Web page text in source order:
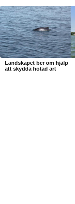
Landskapet ber om hjälp
att skydda hotad art